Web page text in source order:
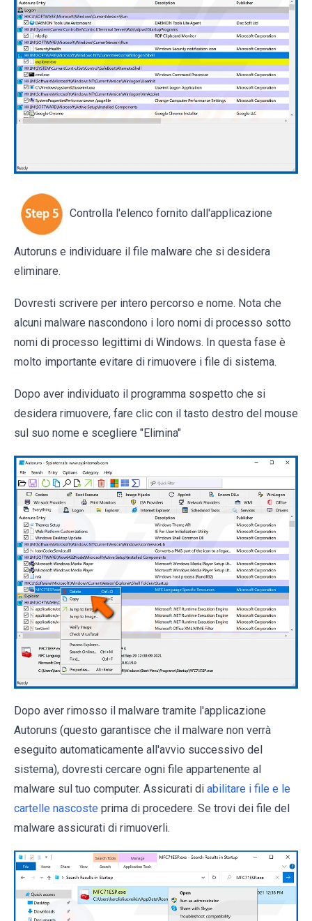
Controlla l'elenco fornito dall'applicazione
Autoruns e individuare il file malware che si desidera
eliminare.
Dovresti scrivere per intero percorso e nome. Nota che
alcuni malware nascondono i loro nomi di processo sotto
nomi di processo legittimi di Windows. In questa fase è
molto importante evitare di rimuovere i file di sistema.
Dopo aver individuato il programma sospetto che si
desidera rimuovere, fare clic con il tasto destro del mouse
sul suo nome e scegliere "Elimina"
Dopo aver rimosso il malware tramite l'applicazione
Autoruns (questo garantisce che il malware non verrà
eseguito automaticamente all'avvio successivo del
sistema), dovresti cercare ogni file appartenente al
malware sul tuo computer. Assicurati di abilitare i file e le
cartelle nascoste prima di procedere. Se trovi dei file del
malware assicurati di rimuoverli.